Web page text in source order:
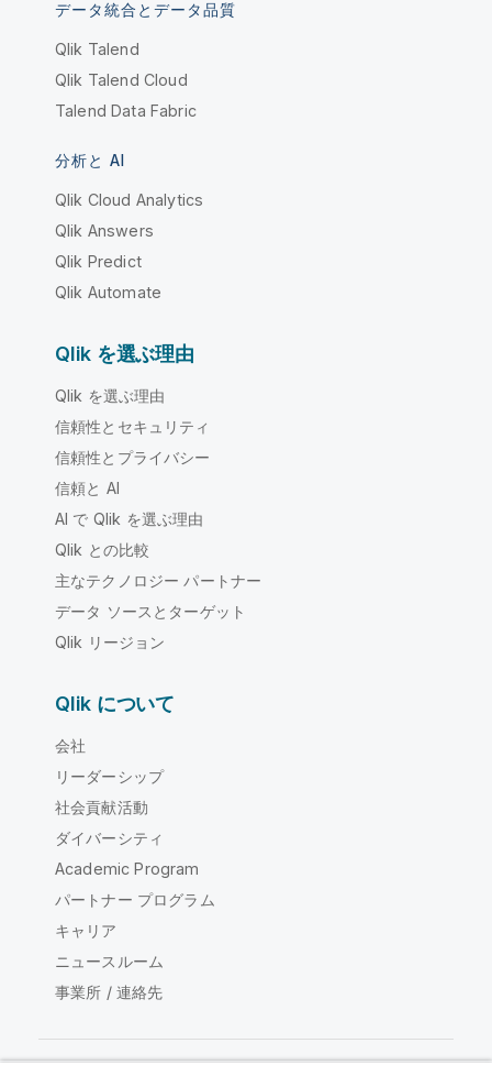
データ統合とデータ品質
Qlik Talend
Qlik Talend Cloud
Talend Data Fabric
分析と AI
Qlik Cloud Analytics
Qlik Answers
Qlik Predict
Qlik Automate
Qlik を選ぶ理由
Qlik を選ぶ理由
信頼性とセキュリティ
信頼性とプライバシー
信頼と AI
AI で Qlik を選ぶ理由
Qlik との比較
主なテクノロジー パートナー
データ ソースとターゲット
Qlik リージョン
Qlik について
会社
リーダーシップ
社会貢献活動
ダイバーシティ
Academic Program
パートナー プログラム
キャリア
ニュースルーム
事業所 / 連絡先